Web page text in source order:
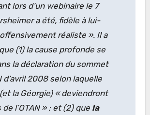
lors d’un webinaire le 7
a été, fidèle à lui-
réaliste ». Il a
(1) la cause profonde se
la déclaration du sommet
d’avril 2008 selon laquelle
la Géorgie) « deviendront
l’OTAN »; et (2) que la